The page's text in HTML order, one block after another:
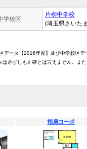
学校区
片柳中学校
(埼玉県さいた
ータ【2016年度】及び中学校区
必ずしも正確とは言えません。ま
指扇コーポ